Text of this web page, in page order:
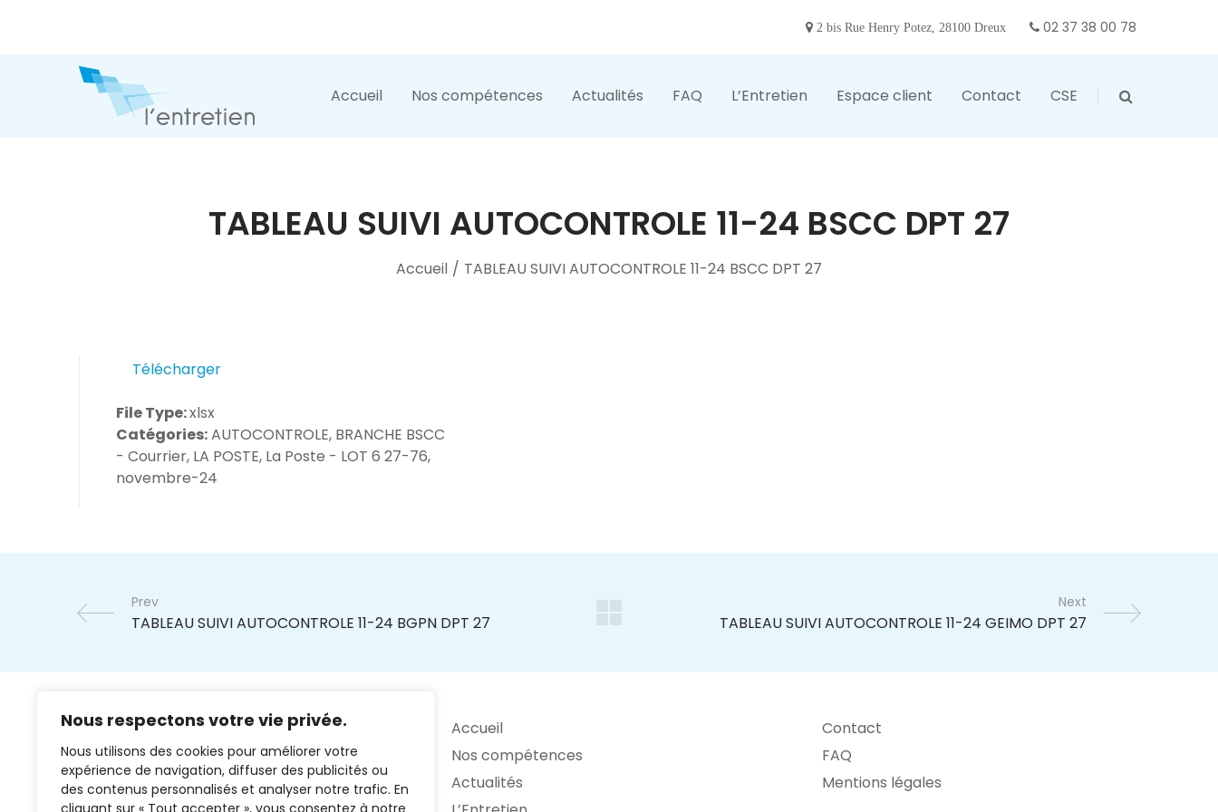
Nous respectons votre vie privée.
Nous utilisons des cookies pour améliorer votre
expérience de navigation, diffuser des publicités ou
des contenus personnalisés et analyser notre trafic. En
cliquant sur « Tout accepter », vous consentez à notre
2 bis Rue Henry Potez, 28100 Dreux 02 37 38 00 78
Accueil Nos compétences Actualités FAQ L’Entretien Espace client Contact CSE
TABLEAU SUIVI AUTOCONTROLE 11-24 BSCC DPT 27
Accueil / TABLEAU SUIVI AUTOCONTROLE 11-24 BSCC DPT 27
Télécharger
File Type:xlsx
Catégories:AUTOCONTROLE, BRANCHE BSCC
- Courrier, LA POSTE, La Poste - LOT 6 27-76,
novembre-24
Prev Next
Accueil
Nos compétences
Actualités
Contact
FAQ
Mentions légales